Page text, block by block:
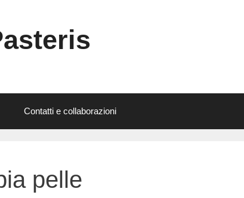
Contatti e collaborazioni
pelle